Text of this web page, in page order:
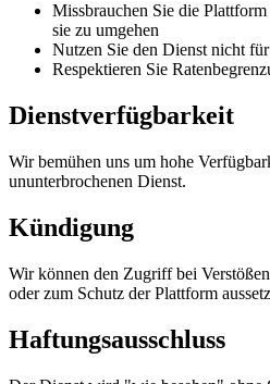
Missbrauchen Sie die
sie zu umgehen
Nutzen Sie den Dienst nicht
Respektieren Sie
Dienstverfügbarkeit
Wir bemühen uns um hohe
ununterbrochenen Dienst.
Kündigung
Wir können den Zugriff bei
oder zum Schutz der Plattform
Haftungsausschluss